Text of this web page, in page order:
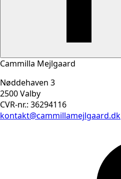
Cammilla Mejlgaard
Nøddehaven 3
2500 Valby
CVR-nr.: 36294116
kontakt@cammillamejlgaard.dk